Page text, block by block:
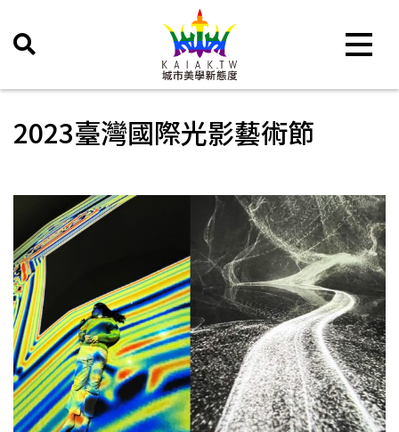
Toggle
2023臺灣國際光影藝術節